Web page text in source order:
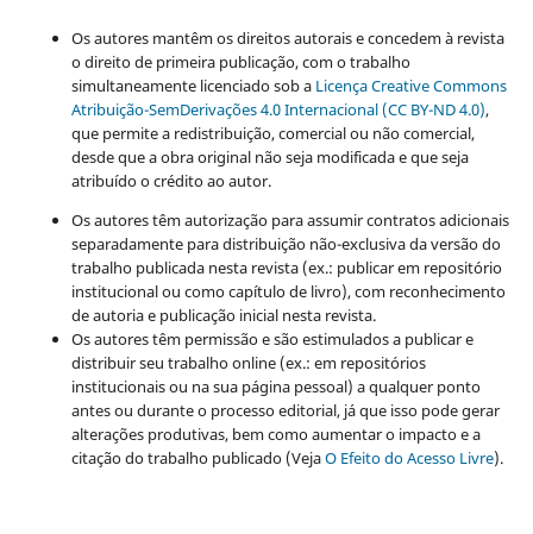
Os autores mantêm os direitos autorais e concedem à revista
o direito de primeira publicação, com o trabalho
simultaneamente licenciado sob aLicença Creative Commons
Atribuição-SemDerivações 4.0 Internacional (CC BY-ND 4.0),
que permite a redistribuição, comercial ou não comercial,
desde que a obra original não seja modificada e que seja
atribuído o crédito ao autor.
Os autores têm autorização para assumir contratos adicionais
separadamente para distribuição não-exclusiva da versão do
trabalho publicada nesta revista (ex.: publicar em repositório
institucional ou como capítulo de livro), com reconhecimento
de autoria e publicação inicial nesta revista.
Os autores têm permissão e são estimulados a publicar e
distribuir seu trabalho online (ex.: em repositórios
institucionais ou na sua página pessoal) a qualquer ponto
antes ou durante o processo editorial, já que isso pode gerar
alterações produtivas, bem como aumentar o impacto e a
citação do trabalho publicado (VejaO Efeito do Acesso Livre).